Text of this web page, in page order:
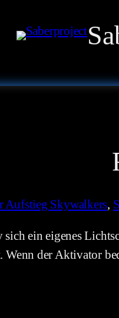
Aufstieg Skywalkers,
ein eigenes
Wenn der Aktivator